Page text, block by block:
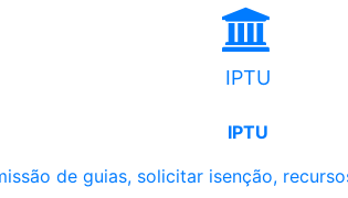
IPTU
IPTU
de guias, solicitar isenção,